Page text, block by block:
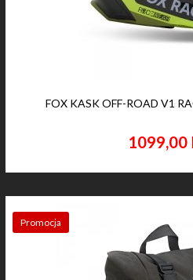
FOX KASK OFF-ROAD V1
1099,00
Promocja